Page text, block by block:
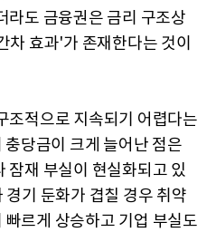
라도 금융권은 금리 구조상
차 효과'가 존재한다는 것이
조적으로 지속되기 어렵다는
당금이 크게 늘어난 점은
잠재 부실이 현실화되고 있
기 둔화가 겹칠 경우 취약
르게 상승하고 기업 부실도